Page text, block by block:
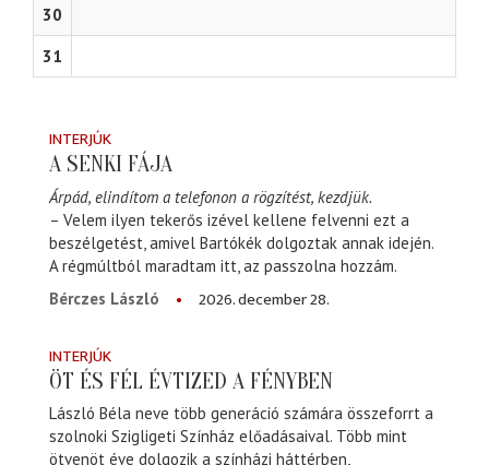
30
31
INTERJÚK
A SENKI FÁJA
Árpád, elindítom a telefonon a rögzítést, kezdjük.
– Velem ilyen tekerős izével kellene felvenni ezt a
beszélgetést, amivel Bartókék dolgoztak annak idején.
A régmúltból maradtam itt, az passzolna hozzám.
Bérczes László
2026. december 28.
INTERJÚK
ÖT ÉS FÉL ÉVTIZED A FÉNYBEN
László Béla neve több generáció számára összeforrt a
szolnoki Szigligeti Színház előadásaival. Több mint
ötvenöt éve dolgozik a színházi háttérben,